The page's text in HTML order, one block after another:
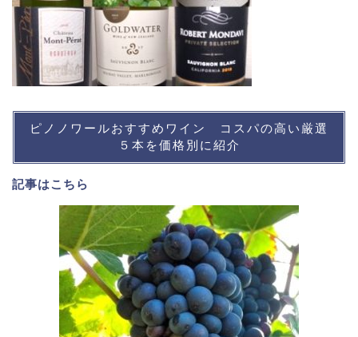
ピノノワールおすすめワイン コスパの高い厳選
５本を価格別に紹介
記事はこちら